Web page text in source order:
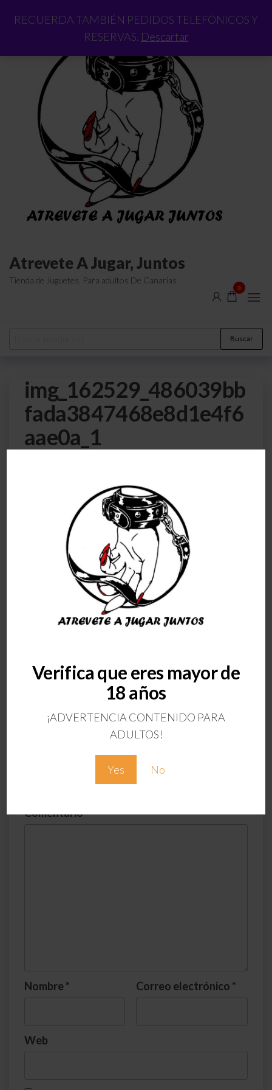
Verifica que eres mayor de
18 años
¡ADVERTENCIA CONTENIDO PARA
ADULTOS!
Yes No
RECUERDA TAMBIÉN PEDIDOS TELEFÓNICOS Y
RESERVAS. Descartar
Atrevete A Jugar, Juntos
Tienda de Juguetes. Para adultos De Canarias
0
Buscar
img_162529_486039bb
fada3847468e8d1e4f6
aae0a_1
ANTERIOR
Deja una respuesta
Tu dirección de correo electrónico no será
Los campos obligatorios están
Comentario*
Nombre * Correo electrónico *
Web